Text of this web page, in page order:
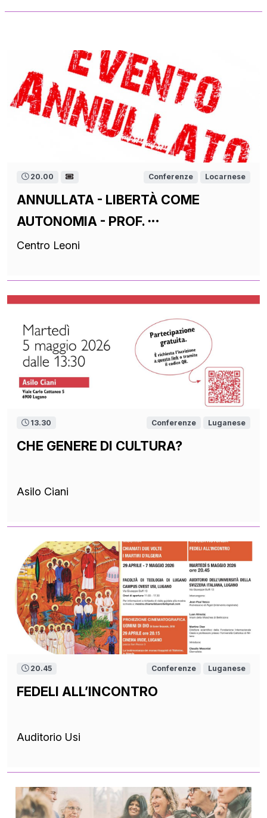
20.00 Conferenze Locarnese
ANNULLATA - LIBERTÀ COME
AUTONOMIA - PROF.
Centro Leoni
13.30 Conferenze Luganese
CHE GENERE DI CULTURA?
Asilo Ciani
20.45 Conferenze Luganese
FEDELI ALL’INCONTRO
Auditorio Usi